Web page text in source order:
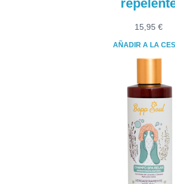
15,95 €
AÑADIR A LA